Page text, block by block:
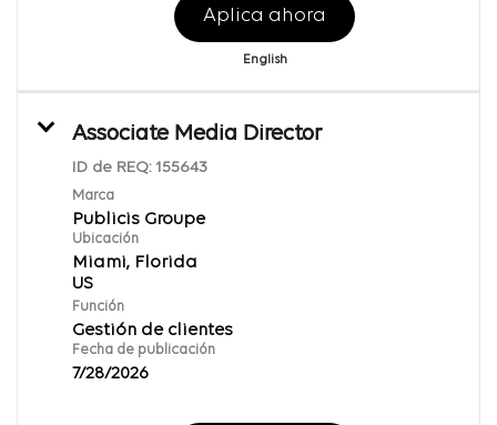
Aplica ahora
English
Associate Media Director
ID de REQ: 155643
Marca
Publicis Groupe
Ubicación
Miami, Florida
Función
Gestión de clientes
Fecha de publicación
7/28/2026